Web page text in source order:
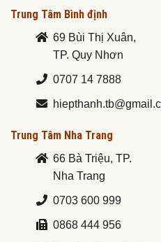
Trung Tâm Bình định
69 Bùi Thị Xuân,
TP. Quy Nhơn
0707 14 7888
Trung Tâm Nha Trang
66 Bà Triệu, TP.
Nha Trang
0703 600 999
0868 444 956